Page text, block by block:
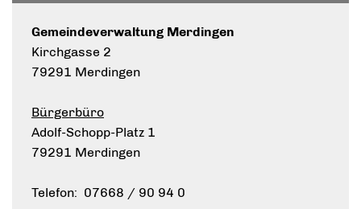
Gemeindeverwaltung Merdingen
Kirchgasse 2
79291 Merdingen
Bürgerbüro
Adolf-Schopp-Platz 1
79291 Merdingen
Telefon: 07668 / 90 94 0